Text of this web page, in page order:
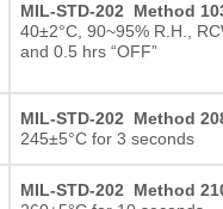
MIL-STD-202 Method
40±2°C, 90~95% R.H.,
and 0.5 hrs “OFF”
MIL-STD-202 Method
245±5°C for 3 seconds
MIL-STD-202 Method